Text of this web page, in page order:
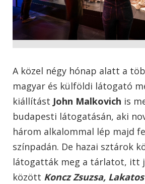
A közel négy hónap alatt a
magyar és külföldi látogató
kiállítást John Malkovich is
budapesti látogatásán, aki
három alkalommal lép majd
színpadán. De hazai sztárok
látogatták meg a tárlatot, itt
között Koncz Zsuzsa,